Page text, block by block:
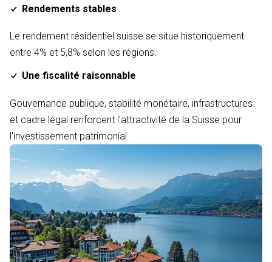
Rendements stables
Le rendement résidentiel suisse se situe historiquement
entre 4% et 5,8% selon les régions.
Une fiscalité raisonnable
Gouvernance publique, stabilité monétaire, infrastructures
et cadre légal renforcent l'attractivité de la Suisse pour
l'investissement patrimonial.